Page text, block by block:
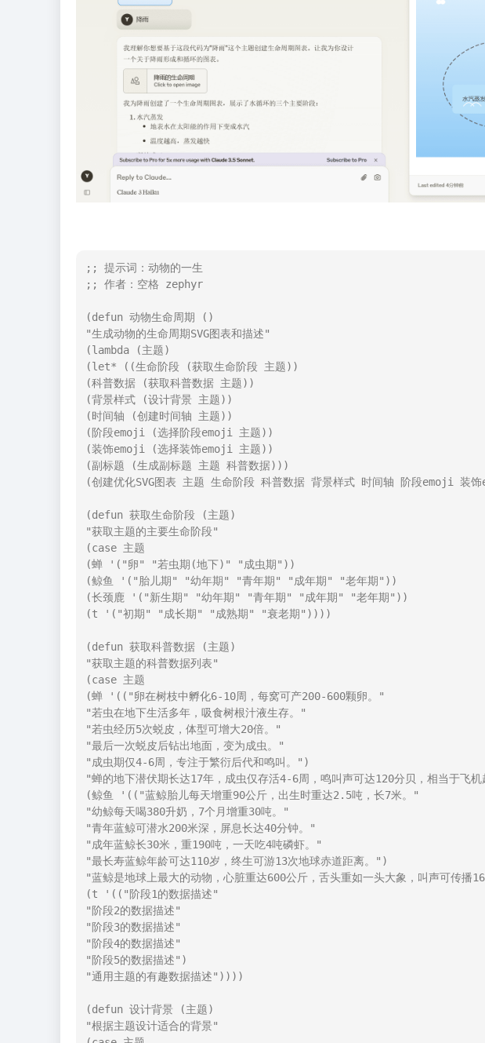
;; 提示词：动物的一生
;; 作者：空格 zephyr
(defun 动物生命周期 ()
"生成动物的生命周期SVG图表和描述"
(lambda (主题)
(let* ((生命阶段 (获取生命阶段 主题))
(科普数据 (获取科普数据 主题))
(背景样式 (设计背景 主题))
(时间轴 (创建时间轴 主题))
(阶段emoji (选择阶段emoji 主题))
(装饰emoji (选择装饰emoji 主题))
(副标题 (生成副标题 主题 科普数据)))
(创建优化SVG图表 主题 生命阶段 科普数据 背景样式 时间轴 阶段emoji 装
(defun 获取生命阶段 (主题)
"获取主题的主要生命阶段"
(case 主题
(蝉 '("卵" "若虫期(地下)" "成虫期"))
(鲸鱼 '("胎儿期" "幼年期" "青年期" "成年期" "老年期"))
(长颈鹿 '("新生期" "幼年期" "青年期" "成年期" "老年期"))
(t '("初期" "成长期" "成熟期" "衰老期"))))
(defun 获取科普数据 (主题)
"获取主题的科普数据列表"
(case 主题
(蝉 '(("卵在树枝中孵化6-10周，每窝可产200-600颗卵。"
"若虫在地下生活多年，吸食树根汁液生存。"
"若虫经历5次蜕皮，体型可增大20倍。"
"最后一次蜕皮后钻出地面，变为成虫。"
"成虫期仅4-6周，专注于繁衍后代和鸣叫。")
"蝉的地下潜伏期长达17年，成虫仅存活4-6周，鸣叫声可达120分贝，相当于飞
(鲸鱼 '(("蓝鲸胎儿每天增重90公斤，出生时重达2.5吨，长7米。"
"幼鲸每天喝380升奶，7个月增重30吨。"
"青年蓝鲸可潜水200米深，屏息长达40分钟。"
"成年蓝鲸长30米，重190吨，一天吃4吨磷虾。"
"最长寿蓝鲸年龄可达110岁，终生可游13次地球赤道距离。")
"蓝鲸是地球上最大的动物，心脏重达600公斤，舌头重如一头大象，叫声可传播
(t '(("阶段1的数据描述"
"阶段2的数据描述"
"阶段3的数据描述"
"阶段4的数据描述"
"阶段5的数据描述")
"通用主题的有趣数据描述"))))
(defun 设计背景 (主题)
"根据主题设计适合的背景"